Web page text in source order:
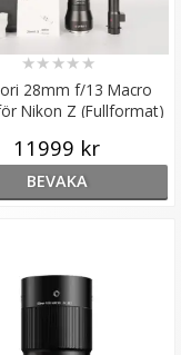
28mm f/13 Macro
Nikon Z (Fullformat)
★★★★★
11999 kr
BEVAKA